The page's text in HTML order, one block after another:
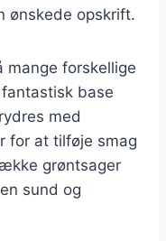
ønskede opskrift.
mange forskellige
base
med
for at tilføje smag
grøntsager
sund og